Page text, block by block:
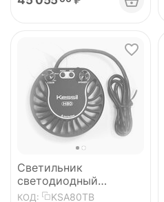
Светильник
светодиодный
аквариумный LED A80
КОД: KSA80TB